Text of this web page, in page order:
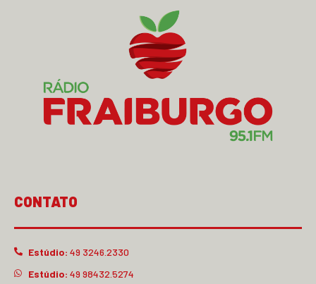
CONTATO
Estúdio: 49 3246.2330
Estúdio: 49 98432.5274